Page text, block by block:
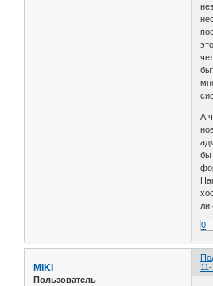
А
бы
ли
0
MIKI
Пользователь